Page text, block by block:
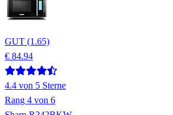
GUT (1.65)
€ 84.94
4.4 von 5 Sterne
Rang 4 von 6